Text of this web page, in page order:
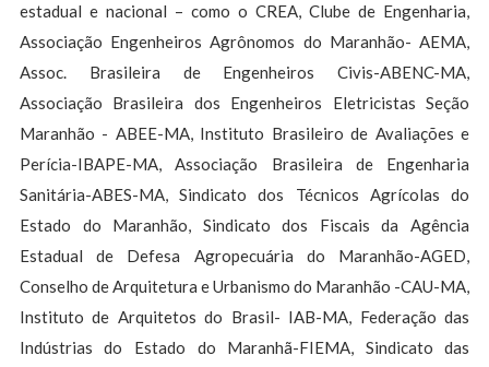
estadual e nacional – como o CREA, Clube de Engenharia,
Associação Engenheiros Agrônomos do Maranhão- AEMA,
Assoc. Brasileira de Engenheiros Civis-ABENC-MA,
Associação Brasileira dos Engenheiros Eletricistas Seção
Maranhão - ABEE-MA, Instituto Brasileiro de Avaliações e
Perícia-IBAPE-MA, Associação Brasileira de Engenharia
Sanitária-ABES-MA, Sindicato dos Técnicos Agrícolas do
Estado do Maranhão, Sindicato dos Fiscais da Agência
Estadual de Defesa Agropecuária do Maranhão-AGED,
Conselho de Arquitetura e Urbanismo do Maranhão -CAU-MA,
Instituto de Arquitetos do Brasil- IAB-MA, Federação das
Indústrias do Estado do Maranhã-FIEMA, Sindicato das